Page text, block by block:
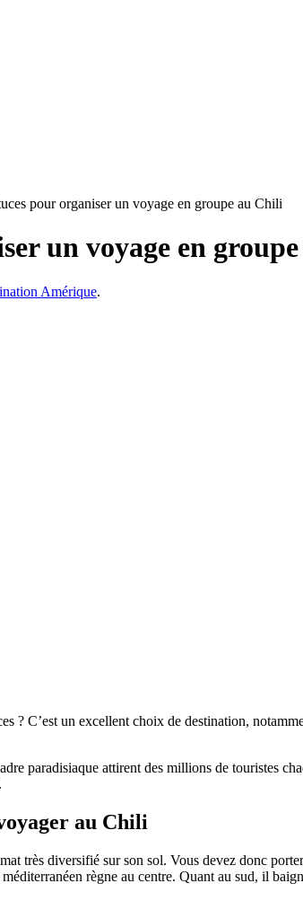
pour organiser un voyage en groupe au Chili
un voyage en
Amérique.
? C’est un excellent choix de destination,
paradisiaque attirent des millions de touristes
au Chili
très diversifié sur son sol. Vous devez donc
règne au centre. Quant au sud, il